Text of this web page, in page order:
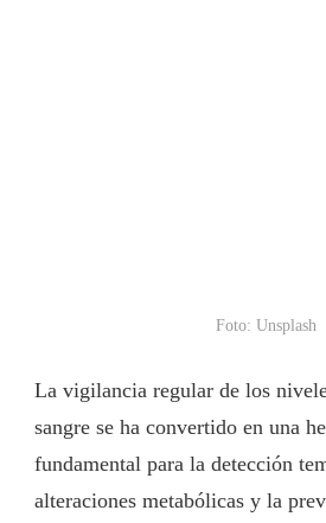
Foto: Unsplash
La vigilancia regular de los
sangre se ha convertido en una
fundamental para la detección
alteraciones metabólicas y la